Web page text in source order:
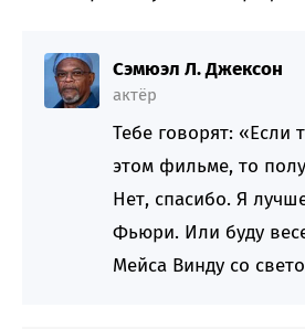
Сэмюэл Л. Джексон
актёр
Тебе говорят: «Если
этом фильме, то
Нет, спасибо. Я
Фьюри. Или буду
Мейса Винду со